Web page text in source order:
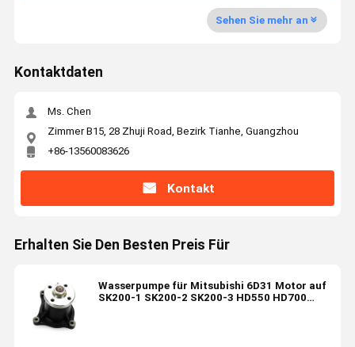
Sehen Sie mehr an
Kontaktdaten
Ms. Chen
Zimmer B15, 28 Zhuji Road, Bezirk Tianhe, Guangzhou
+86-13560083626
Kontakt
Erhalten Sie Den Besten Preis Für
Wasserpumpe für Mitsubishi 6D31 Motor auf
SK200-1 SK200-2 SK200-3 HD550 HD700